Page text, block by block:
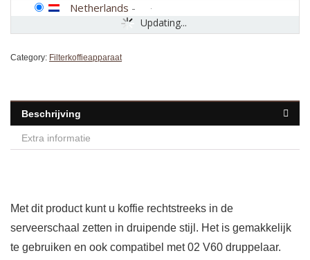
Updating...
Netherlands -
Category: Filterkoffieapparaat
Beschrijving
Extra informatie
Met dit product kunt u koffie rechtstreeks in de
serveerschaal zetten in druipende stijl. Het is gemakkelijk
te gebruiken en ook compatibel met 02 V60 druppelaar.